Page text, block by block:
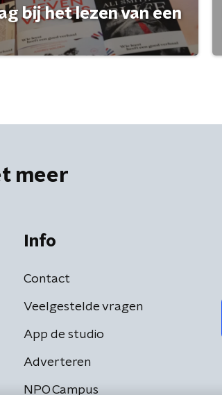
bij het lezen van een
meer
Info
Contact
Veelgestelde vragen
App de studio
Adverteren
NPO Campus